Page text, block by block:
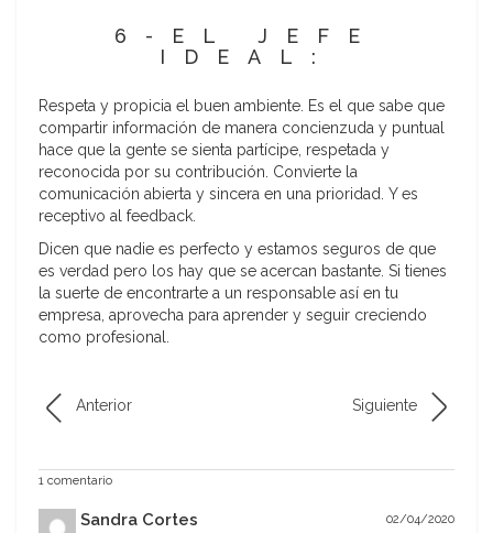
6-EL JEFE
IDEAL:
Respeta y propicia el buen ambiente. Es el que sabe que
compartir información de manera concienzuda y puntual
hace que la gente se sienta partícipe, respetada y
reconocida por su contribución. Convierte la
comunicación abierta y sincera en una prioridad. Y es
receptivo al feedback.
Dicen que nadie es perfecto y estamos seguros de que
es verdad pero los hay que se acercan bastante. Si tienes
la suerte de encontrarte a un responsable así en tu
empresa, aprovecha para aprender y seguir creciendo
como profesional.
Anterior Siguiente
1 comentario
Sandra Cortes 02/04/2020